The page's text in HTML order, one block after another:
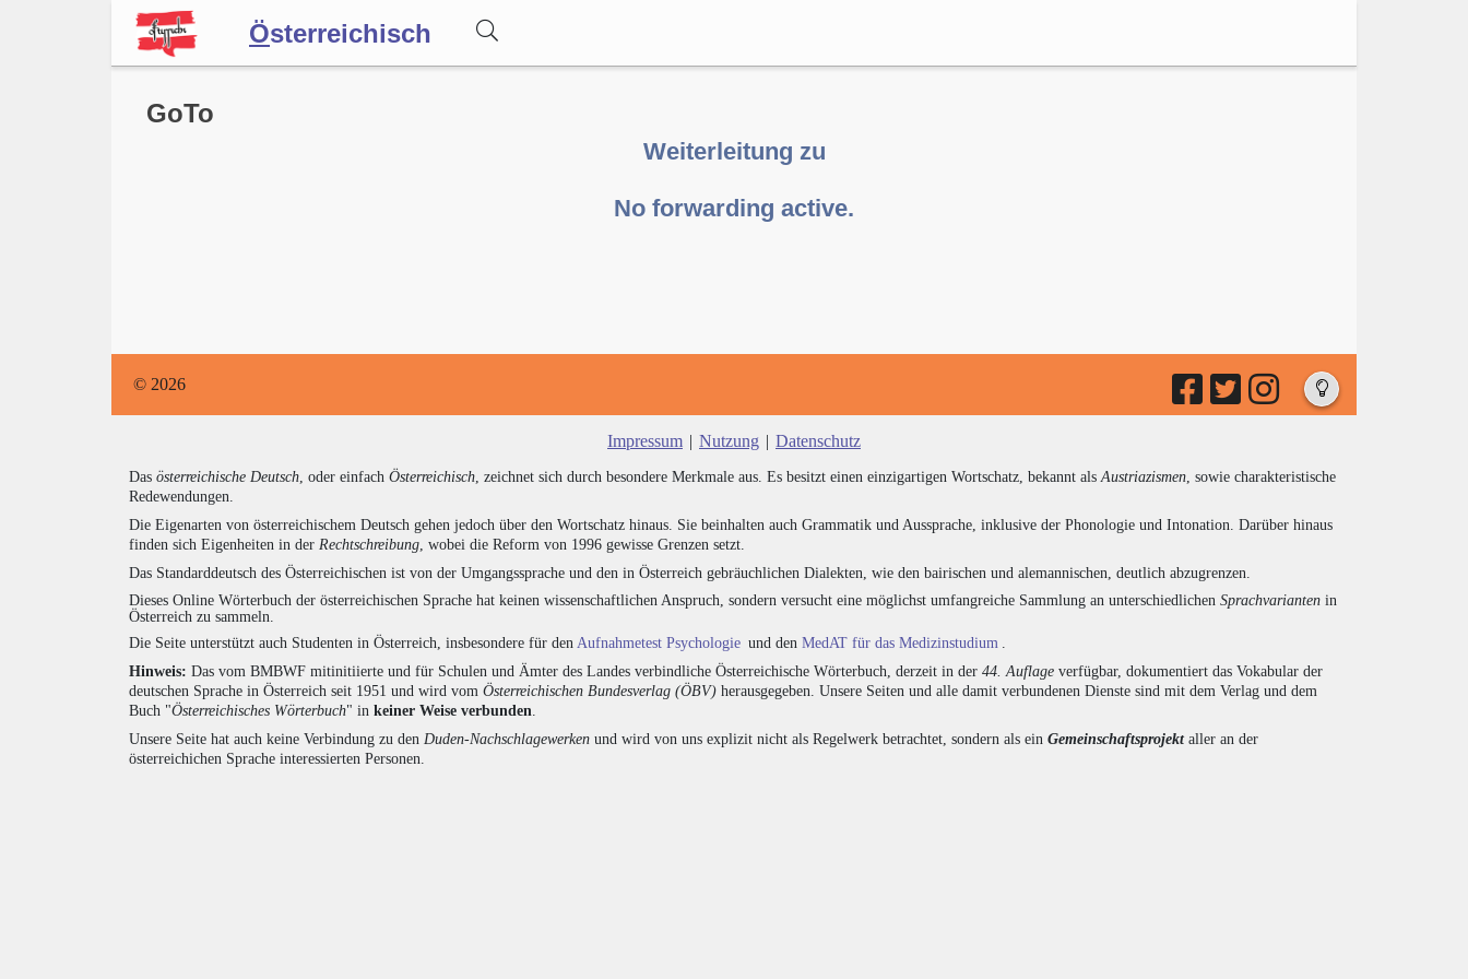
Österreichisch
Wörterbuch
GoTo
Weiterleitung zu
No forwarding active.
© 2026
Impressum | Nutzung | Datenschutz
Das österreichische Deutsch , oder einfach Österreichisch , zeichnet sich durch besondere Merkmale aus. Es besitzt einen einzigartigen Wortschatz, bekannt als Austriazismen , sowie charakteristische
Redewendungen.
Die Eigenarten von österreichischem Deutsch gehen jedoch über den Wortschatz hinaus. Sie beinhalten auch Grammatik und Aussprache, inklusive der Phonologie und Intonation. Darüber hinaus
finden sich Eigenheiten in der Rechtschreibung , wobei die Reform von 1996 gewisse Grenzen setzt.
Das Standarddeutsch des Österreichischen ist von der Umgangssprache und den in Österreich gebräuchlichen Dialekten, wie den bairischen und alemannischen, deutlich abzugrenzen.
Dieses Online Wörterbuch der österreichischen Sprache hat keinen wissenschaftlichen Anspruch, sondern versucht eine möglichst umfangreiche Sammlung an unterschiedlichen Sprachvarianten in
Österreich zu sammeln.
Die Seite unterstützt auch Studenten in Österreich, insbesondere für den Aufnahmetest Psychologie und den MedAT für das Medizinstudium
Hinweis: Das vom BMBWF mitinitiierte und für Schulen und Ämter des Landes verbindliche Österreichische Wörterbuch, derzeit in der 44. Auflage verfügbar, dokumentiert das Vokabular der
deutschen Sprache in Österreich seit 1951 und wird vom Österreichischen Bundesverlag (ÖBV) herausgegeben. Unsere Seiten und alle damit verbundenen Dienste sind mit dem Verlag und dem
Buch "Österreichisches Wörterbuch" in keiner Weise verbunden
Unsere Seite hat auch keine Verbindung zu den Duden-Nachschlagewerken und wird von uns explizit nicht als Regelwerk betrachtet, sondern als ein Gemeinschaftsprojektaller an der
österreichichen Sprache interessierten Personen.